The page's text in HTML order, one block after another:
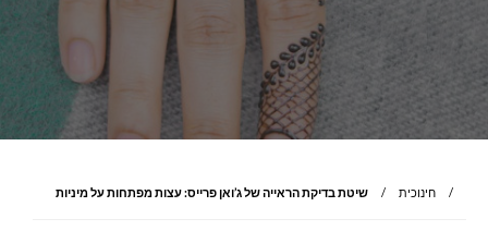
חינוכית שיטת בדיקת הראייה של ג’ואן פרייס: עצות מפתחות על מיניות